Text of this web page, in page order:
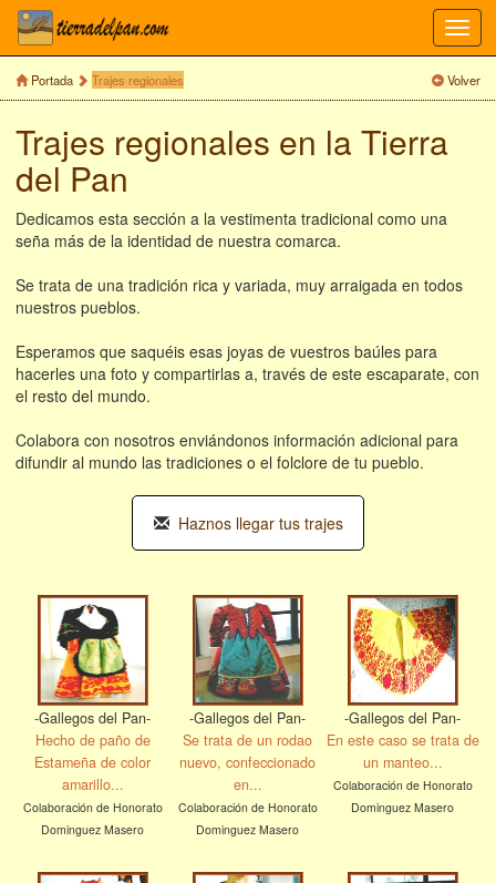
Portada Trajes regionales Volver
Trajes regionales en la Tierra
del Pan
Dedicamos esta sección a la vestimenta tradicional como una
seña más de la identidad de nuestra comarca.
Se trata de una tradición rica y variada, muy arraigada en todos
nuestros pueblos.
Esperamos que saquéis esas joyas de vuestros baúles para
hacerles una foto y compartirlas a, través de este escaparate, con
el resto del mundo.
Colabora con nosotros enviándonos información adicional para
difundir al mundo las tradiciones o el folclore de tu pueblo.
Haznos llegar tus trajes
-Gallegos del Pan-
Hecho de paño de
Estameña de color
amarillo...
Colaboración de Honorato
Dominguez Masero
-Gallegos del Pan-
Se trata de un rodao
nuevo, confeccionado
en...
Colaboración de Honorato
Dominguez Masero
-Gallegos del Pan-
En este caso se trata de
un manteo...
Colaboración de Honorato
Dominguez Masero